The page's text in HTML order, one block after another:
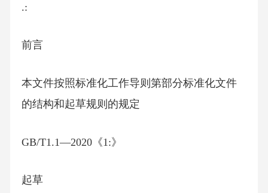
.:
前言
本文件按照标准化工作导则第部分标准化文件
的结构和起草规则的规定
GB/T1.1—2020《1:》
起草